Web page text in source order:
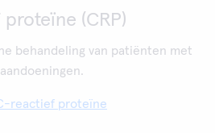
(CRP)
behandeling van patiënten met
reactief proteïne